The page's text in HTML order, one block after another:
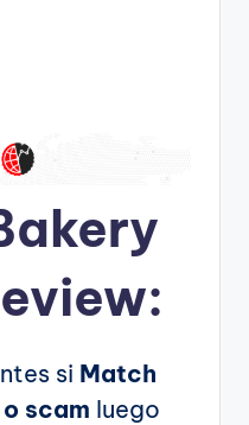
si Match
scam luego